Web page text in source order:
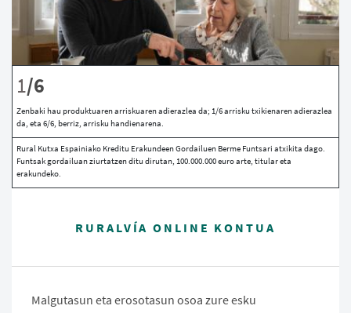
1/6
Zenbaki hau produktuaren arriskuaren adierazlea da; 1/6 arrisku txikienaren adierazlea
da, eta 6/6, berriz, arrisku handienarena.
Rural Kutxa Espainiako Kreditu Erakundeen Gordailuen Berme Funtsari atxikita dago.
Funtsak gordailuan ziurtatzen ditu dirutan, 100.000.000 euro arte, titular eta
erakundeko.
RURALVÍA ONLINE KONTUA
Malgutasun eta erosotasun osoa zure esku